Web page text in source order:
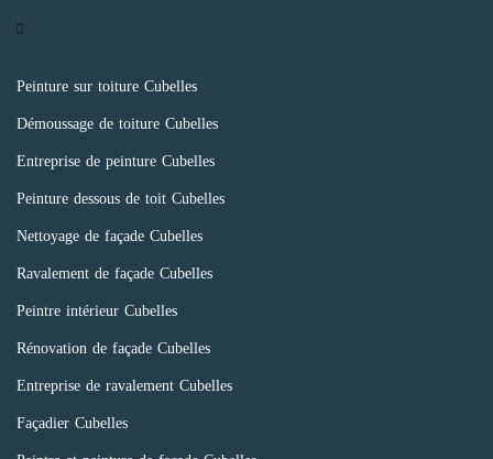
Peinture sur toiture Cubelles
Démoussage de toiture Cubelles
Entreprise de peinture Cubelles
Peinture dessous de toit Cubelles
Nettoyage de façade Cubelles
Ravalement de façade Cubelles
Peintre intérieur Cubelles
Rénovation de façade Cubelles
Entreprise de ravalement Cubelles
Façadier Cubelles